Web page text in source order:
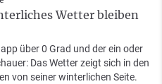
Wetter bleiben
über 0 Grad und der ein oder
Das Wetter zeigt sich in den
von seiner winterlichen Seite.